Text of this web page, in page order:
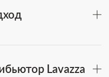
Lavazza